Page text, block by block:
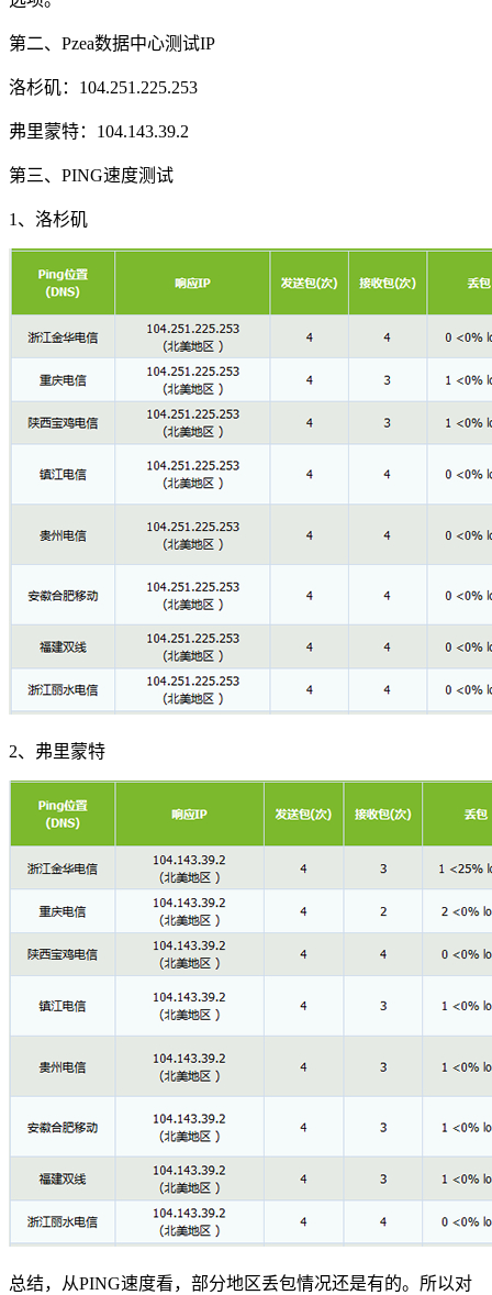
第二、Pzea数据中心测试IP
洛杉矶：104.251.225.253
弗里蒙特：104.143.39.2
第三、PING速度测试
1、洛杉矶
2、弗里蒙特
总结，从PING速度看，部分地区丢包情况还是有的。所以对